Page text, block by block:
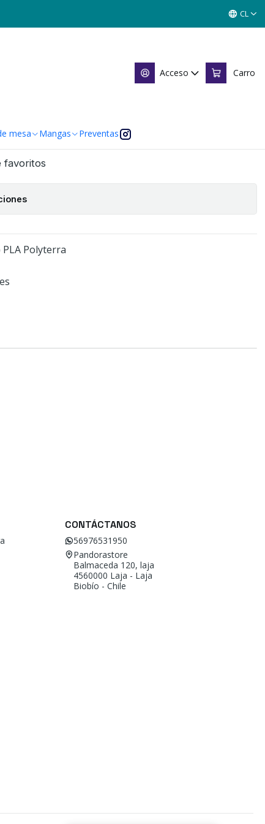
Acceso Carro
mesa Mangas Preventas
CL
ESPECIERO COLOR ROJO
de 4 unidades
favoritos
Polyterra
CONTÁCTANOS
56976531950
Pandorastore
Balmaceda 120, laja
4560000 Laja - Laja
Biobío - Chile